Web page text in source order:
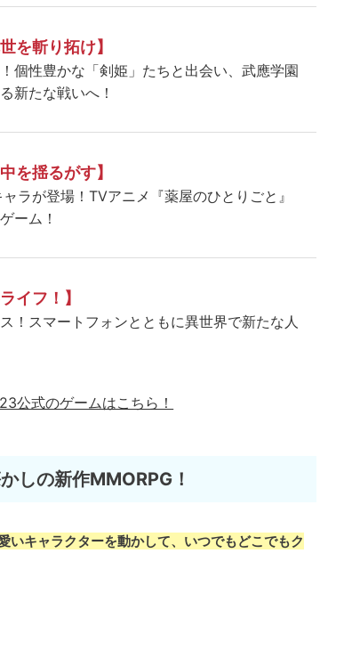
を斬り拓け】
個性豊かな「剣姫」たちと出会い、武應学園
新たな戦いへ！
を揺るがす】
ラが登場！TVアニメ『薬屋のひとりごと』
ーム！
イフ！】
！スマートフォンとともに異世界で新たな人
公式のゲームはこちら！
しの新作MMORPG！
いキャラクターを動かして、いつでもどこでもク